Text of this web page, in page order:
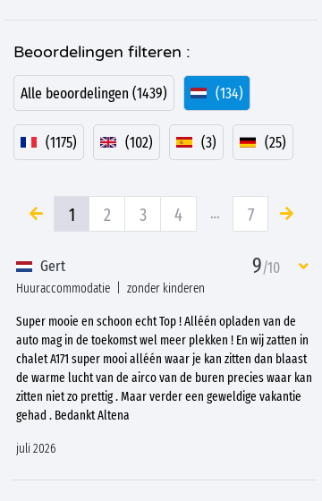
Beoordelingen filteren :
Alle beoordelingen (1439) (134)
(1175) (102) (3) (25)
1 2 3 4 … 7
Gert 9/10
Huuraccommodatie zonder kinderen
Super mooie en schoon echt Top ! Alléén opladen van de
auto mag in de toekomst wel meer plekken ! En wij zatten in
chalet A171 super mooi alléén waar je kan zitten dan blaast
de warme lucht van de airco van de buren precies waar kan
zitten niet zo prettig . Maar verder een geweldige vakantie
gehad . Bedankt Altena
juli 2026